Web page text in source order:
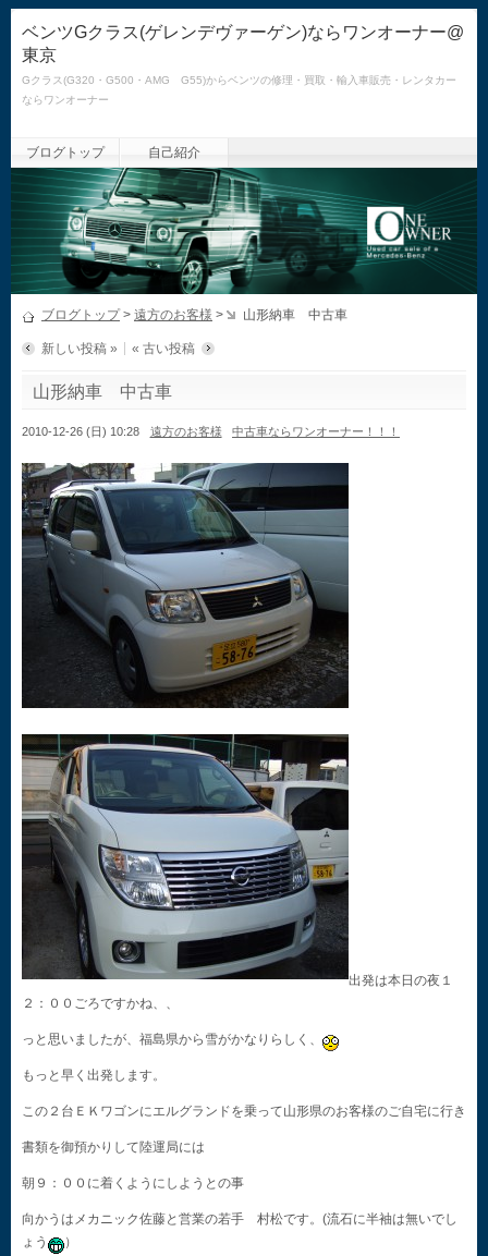
ベンツGクラス(ゲレンデヴァーゲン)ならワンオーナー@
東京
Gクラス(G320・G500・AMG G55)からベンツの修理・買取・輸入車販売・レンタカー
ならワンオーナー
ブログトップ 自己紹介
ブログトップ> 遠方のお客様 > 山形納車 中古車
新しい投稿 » « 古い投稿
山形納車 中古車
2010-12-26 (日) 10:28 遠方のお客様 中古車ならワンオーナー！！！
出発は本日の夜１
２：００ごろですかね、、
っと思いましたが、福島県から雪がかなりらしく、
もっと早く出発します。
この２台ＥＫワゴンにエルグランドを乗って山形県のお客様のご自宅に行き
書類を御預かりして陸運局には
朝９：００に着くようにしようとの事
向かうはメカニック佐藤と営業の若手 村松です。(流石に半袖は無いでし
ょう
）